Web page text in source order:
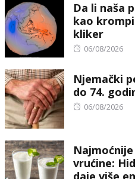
Da li naša
kao
kliker
Posted
06/08/2026
Njemački
do 74.
Posted
06/08/2026
vrućine: